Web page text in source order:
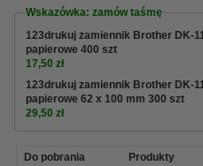
Wskazówka: zamów taśmę
123drukuj zamiennik Brother DK-
papierowe 400 szt
17,50 zł
123drukuj zamiennik Brother DK-
papierowe 62 x 100 mm 300 szt
29,50 zł
Do pobrania Produkty